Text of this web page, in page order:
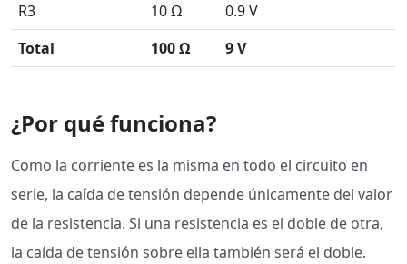
R3
10 Ω
0.9 V
Total
100 Ω 9 V
¿Por qué funciona?
Como la corriente es la misma en todo el circuito en
serie, la caída de tensión depende únicamente del valor
de la resistencia. Si una resistencia es el doble de otra,
la caída de tensión sobre ella también será el doble.